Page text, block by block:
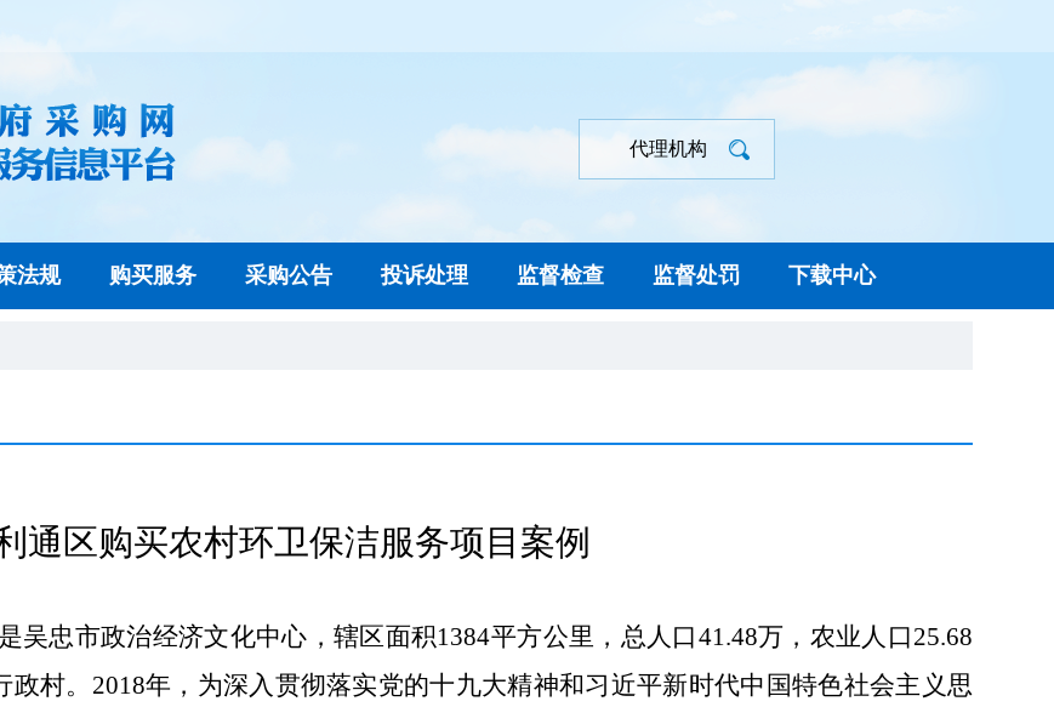
代理机构
法规 购买服务 采购公告 投诉处理 监督检查 监督处罚 下载中心
通区购买农村环卫保洁服务项目案例
吴忠市政治经济文化中心，辖区面积1384平方公里，总人口41.48万，农业人口25.68
政村。 2018年，为深入贯彻落实党的十九大精神和习近平新时代中国特色社会主义思